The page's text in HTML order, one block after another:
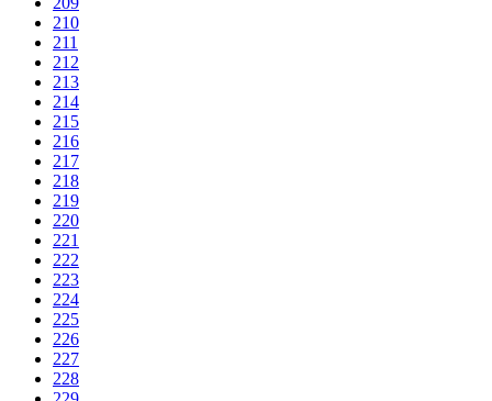
210
211
212
213
214
215
216
217
218
219
220
221
222
223
224
225
226
227
228